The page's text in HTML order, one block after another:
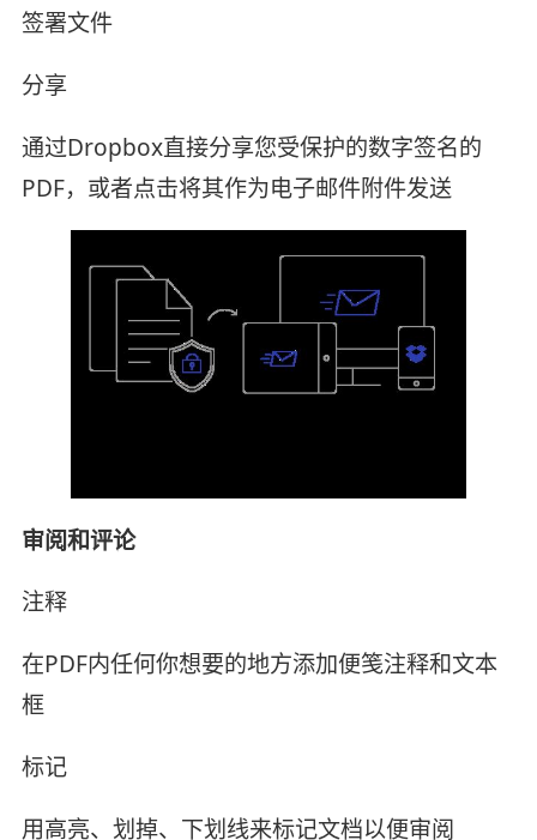
签署文件
分享
通过Dropbox直接分享您受保护的数字签名的
PDF，或者点击将其作为电子邮件附件发送
审阅和评论
注释
在PDF内任何你想要的地方添加便笺注释和文本
框
标记
用高亮、划掉、下划线来标记文档以便审阅